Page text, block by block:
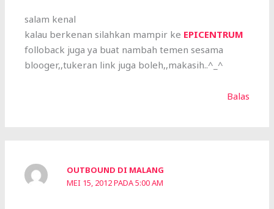
salam kenal
kalau berkenan silahkan mampir ke EPICENTRUM
folloback juga ya buat nambah temen sesama
blooger,,tukeran link juga boleh,,makasih..^_^
Balas
OUTBOUND DI MALANG
MEI 15, 2012 PADA 5:00 AM